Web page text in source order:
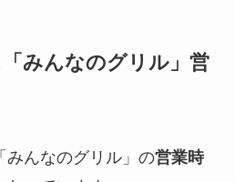
みんなのグリル」営
みんなのグリル」の営業時